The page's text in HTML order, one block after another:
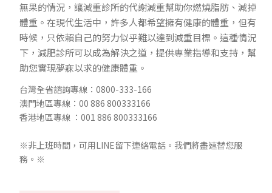
無果的情況，讓減重診所的代謝減重幫助你燃燒脂肪、減掉
體重。在現代生活中，許多人都希望擁有健康的體重，但有
時候，只依賴自己的努力似乎難以達到減重目標。這種情況
下，減肥診所可以成為解決之道，提供專業指導和支持，幫
助您實現夢寐以求的健康體重。
台灣全省諮詢專線：0800-333-166
澳門地區專線：00 886 800333166
香港地區專線 ：001 886 800333166
※非上班時間，可用LINE留下連絡電話。我們將盡速替您服
務。※